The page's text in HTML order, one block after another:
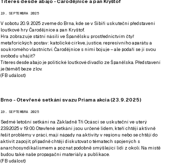
19. SEPTEMBRA 2025
V sobotu 20. 9. 2025 zveme do Brna, kde se v Sibiři uskuteční představení
loutkové hry Čarodějnice a pan Kryštof.
Hra zobrazuje státní násilí ve Španělsku prostřednictvím čtyř
metaforických postav: katolické církve, justice, represivního aparátu a
soukromého vlastnictví. Čarodějnice s nimi bojuje – ale podaří se jí svou
svobodu uhájit?
Títeres desde abajo je politické loutkové divadlo ze Španělska. Představení
je (téměř) beze zlov.
(FB událost)
Brno - Otevřené setkání svazu Priama akcia (23.9.2025)
19. SEPTEMBRA 2025
Sedmé letošní setkání na Základně Tři Ocásci se uskuteční ve uterý
23.9.2025 v 19:00. Otevřené setkání jsou určené lidem, kteří chtějí aktivně
řešit problémy v práci, mají nápady na aktivity v regionu nebo se chtějí do
aktivit zapojit, případně chtějí diskutovat o tématech spojených s
anarchosyndikalismem a poznat podobně smýšlející lidi z okolí. Na místě
budou také naše propagační materiály a publikace.
(FB událost)